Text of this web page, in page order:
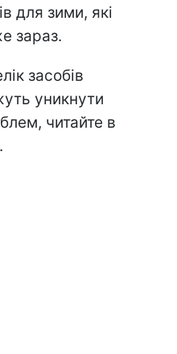
для зими, які
зараз.
засобів
уникнути
читайте в
.